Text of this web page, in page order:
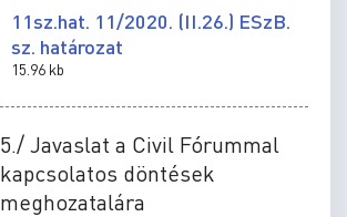
11sz.hat. 11/2020. (II.26.) ESzB.
sz. határozat
15.96 kb
5./ Javaslat a Civil Fórummal
kapcsolatos döntések
meghozatalára